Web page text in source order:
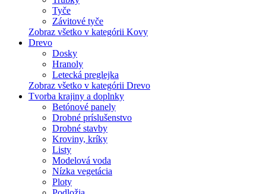
Tyče
Závitové tyče
Zobraz všetko v kategórii Kovy
Drevo
Dosky
Hranoly
Letecká preglejka
Zobraz všetko v kategórii Drevo
Tvorba krajiny a doplnky
Betónové panely
Drobné príslušenstvo
Drobné stavby
Kroviny, kríky
Listy
Modelová voda
Nízka vegetácia
Ploty